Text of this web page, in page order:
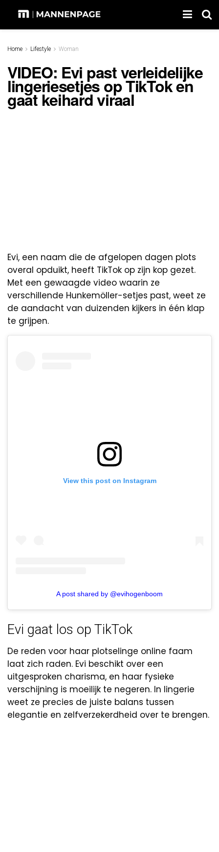
Home Lifestyle Woman
VIDEO: Evi past verleidelijke
lingeriesetjes op TikTok en
gaat keihard viraal
Evi, een naam die de afgelopen dagen plots
overal opduikt, heeft TikTok op zijn kop gezet.
Met een gewaagde video waarin ze
verschillende Hunkemöller-setjes past, weet ze
de aandacht van duizenden kijkers in één klap
te grijpen.
View this post on Instagram
A post shared by @evihogenboom
Evi gaat los op TikTok
De reden voor haar plotselinge online faam
laat zich raden. Evi beschikt over een
uitgesproken charisma, en haar fysieke
verschijning is moeilijk te negeren. In lingerie
weet ze precies de juiste balans tussen
elegantie en zelfverzekerdheid over te brengen.